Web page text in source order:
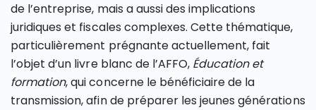
de l’entreprise, mais a aussi des implications
juridiques et fiscales complexes. Cette thématique,
particulièrement prégnante actuellement, fait
l’objet d’un livre blanc de l’AFFO, Éducation et
formation, qui concerne le bénéficiaire de la
transmission, afin de préparer les jeunes générations